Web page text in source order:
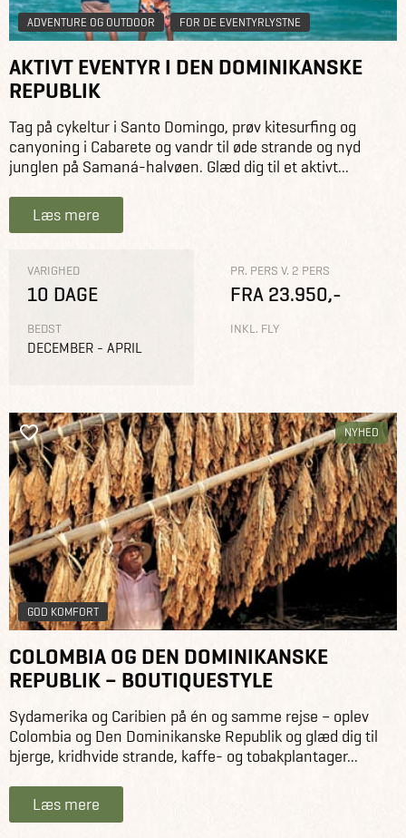
ADVENTURE OG OUTDOOR FOR DE EVENTYRLYSTNE
AKTIVT EVENTYR I DEN DOMINIKANSKE
REPUBLIK
Tag på cykeltur i Santo Domingo, prøv kitesurfing og
canyoning i Cabarete og vandr til øde strande og nyd
junglen på Samaná-halvøen. Glæd dig til et aktivt...
Læs mere
VARIGHED
10 DAGE
BEDST
DECEMBER - APRIL
PR. PERS V. 2 PERS
FRA 23.950,-
INKL. FLY
NYHED
GOD KOMFORT
COLOMBIA OG DEN DOMINIKANSKE
REPUBLIK – BOUTIQUESTYLE
Sydamerika og Caribien på én og samme rejse – oplev
Colombia og Den Dominikanske Republik og glæd dig til
bjerge, kridhvide strande, kaffe- og tobakplantager...
Læs mere